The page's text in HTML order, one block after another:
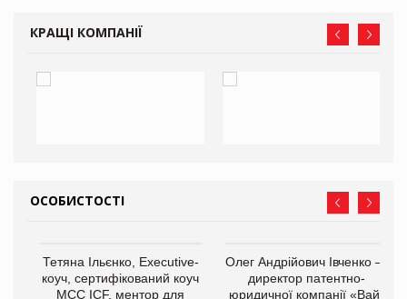
КРАЩІ КОМПАНІЇ
ОСОБИСТОСТІ
Тетяна Ільєнко, Executive-
коуч, сертифікований коуч
МСС ICF, ментор для
Олег Андрійович Івченко —
директор патентно-
юридичної компанії «Вайз